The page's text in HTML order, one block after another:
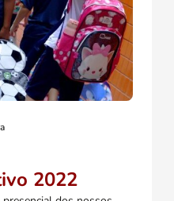
2022